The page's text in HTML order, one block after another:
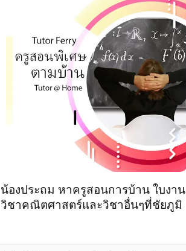
น้องประถม หาครูสอนการบ้าน ใบงาน
วิชาคณิตศาสตร์และวิชาอื่นๆที่ชัยภูมิ